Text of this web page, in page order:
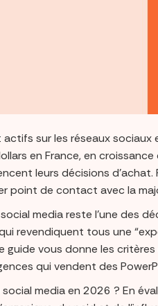
actifs sur les réseaux
en France, en
leurs décisions
point de contact avec la
media reste l’une des
revendiquent tous une
guide vous donne les
qui vendent des
media en 2026 ? En